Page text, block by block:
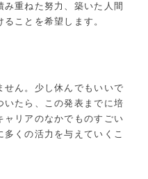
重ねた努力、築いた人間
ことを希望します。
ん。少し休んでもいいで
いたら、この発表までに培
ャリアのなかでものすごい
くの活力を与えていくこ